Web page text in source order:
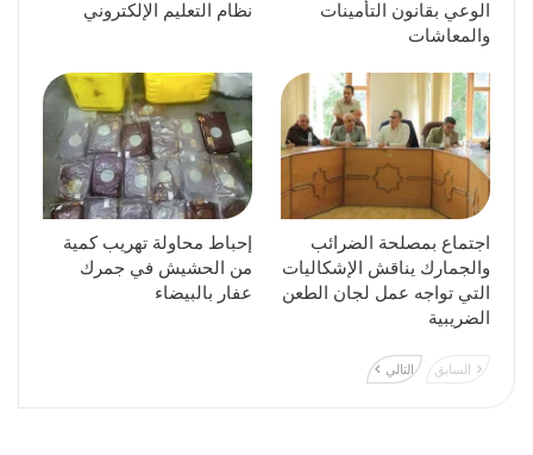
الوعي بقانون التأمينات
والمعاشات
نظام التعليم الإلكتروني
اجتماع بمصلحة الضرائب
والجمارك يناقش الإشكاليات
التي تواجه عمل لجان الطعن
الضريبية
إحباط محاولة تهريب كمية
من الحشيش في جمرك
عفار بالبيضاء
السابق التالي